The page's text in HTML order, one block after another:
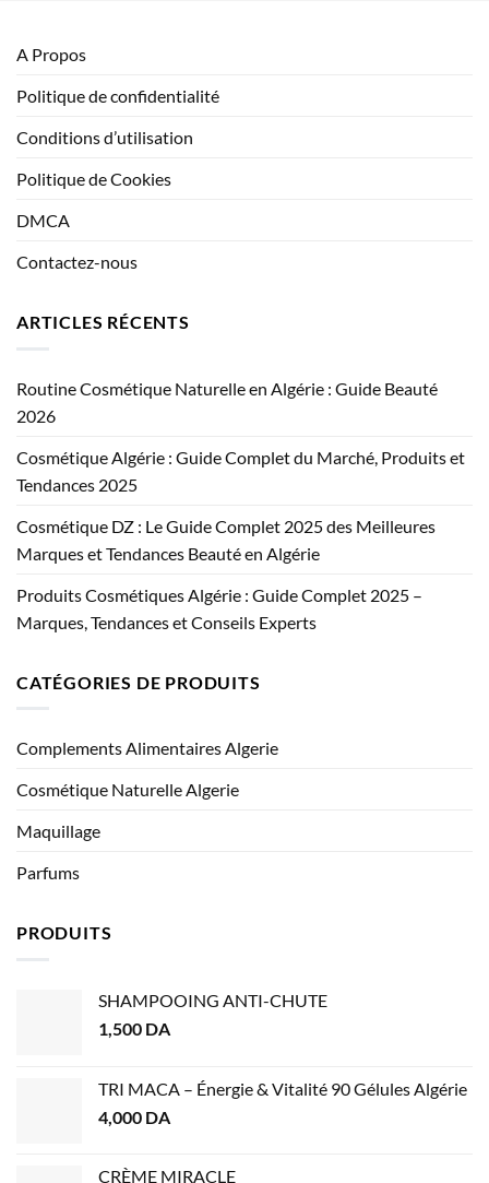
A Propos
Politique de confidentialité
Conditions d’utilisation
Politique de Cookies
DMCA
Contactez-nous
ARTICLES RÉCENTS
Routine Cosmétique Naturelle en Algérie : Guide Beauté
2026
Cosmétique Algérie : Guide Complet du Marché, Produits et
Tendances 2025
Cosmétique DZ : Le Guide Complet 2025 des Meilleures
Marques et Tendances Beauté en Algérie
Produits Cosmétiques Algérie : Guide Complet 2025 –
Marques, Tendances et Conseils Experts
CATÉGORIES DE PRODUITS
Complements Alimentaires Algerie
Cosmétique Naturelle Algerie
Maquillage
Parfums
PRODUITS
SHAMPOOING ANTI-CHUTE
1,500 DA
TRI MACA – Énergie & Vitalité 90 Gélules Algérie
4,000 DA
CRÈME MIRACLE